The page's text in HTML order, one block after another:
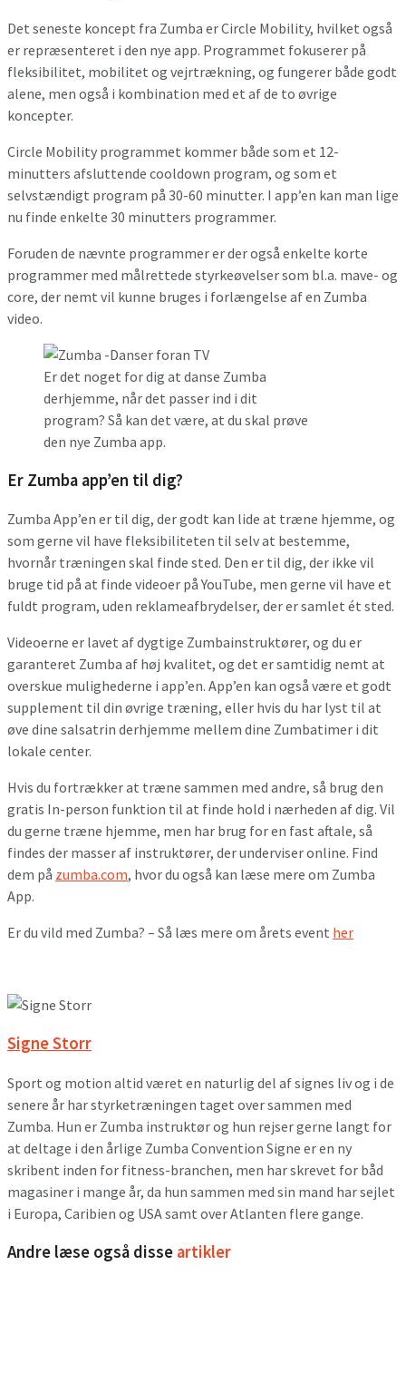
Det seneste koncept fra Zumba er Circle Mobility, hvilket også
er repræsenteret i den nye app. Programmet fokuserer på
fleksibilitet, mobilitet og vejrtrækning, og fungerer både godt
alene, men også i kombination med et af de to øvrige
koncepter.
Circle Mobility programmet kommer både som et 12-
minutters afsluttende cooldown program, og som et
selvstændigt program på 30-60 minutter. I app’en kan man lige
nu finde enkelte 30 minutters programmer.
Foruden de nævnte programmer er der også enkelte korte
programmer med målrettede styrkeøvelser som bl.a. mave- og
core, der nemt vil kunne bruges i forlængelse af en Zumba
video.
Er det noget for dig at danse Zumba
derhjemme, når det passer ind i dit
program? Så kan det være, at du skal prøve
den nye Zumba app.
Er Zumba app’en til dig?
Zumba App’en er til dig, der godt kan lide at træne hjemme, og
som gerne vil have fleksibiliteten til selv at bestemme,
hvornår træningen skal finde sted. Den er til dig, der ikke vil
bruge tid på at finde videoer på YouTube, men gerne vil have et
fuldt program, uden reklameafbrydelser, der er samlet ét sted.
Videoerne er lavet af dygtige Zumbainstruktører, og du er
garanteret Zumba af høj kvalitet, og det er samtidig nemt at
overskue mulighederne i app’en. App’en kan også være et godt
supplement til din øvrige træning, eller hvis du har lyst til at
øve dine salsatrin derhjemme mellem dine Zumbatimer i dit
lokale center.
Hvis du fortrækker at træne sammen med andre, så brug den
gratis In-person funktion til at finde hold i nærheden af dig. Vil
du gerne træne hjemme, men har brug for en fast aftale, så
findes der masser af instruktører, der underviser online. Find
dem på zumba.com, hvor du også kan læse mere om Zumba
App.
Er du vild med Zumba? – Så læs mere om årets event her
Signe Storr
Sport og motion altid været en naturlig del af signes liv og i de
senere år har styrketræningen taget over sammen med
Zumba. Hun er Zumba instruktør og hun rejser gerne langt for
at deltage i den årlige Zumba Convention Signe er en ny
skribent inden for fitness-branchen, men har skrevet for båd
magasiner i mange år, da hun sammen med sin mand har sejlet
i Europa, Caribien og USA samt over Atlanten flere gange.
Andre læse også disse artikler